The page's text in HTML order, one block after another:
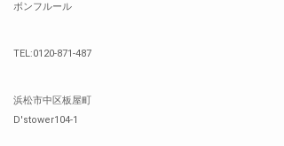
ボンフルール
TEL:0120-871-487
浜松市中区板屋町
D'stower104-1